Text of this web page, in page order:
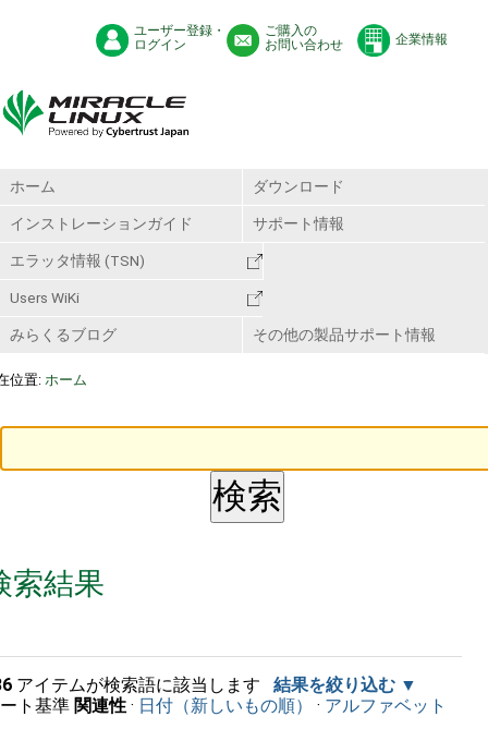
ユーザー登録・
ログイン
ご購入の
お問い合わせ
企業情報
ホーム ダウンロード
インストレーションガイド サポート情報
エラッタ情報 (TSN)
Users WiKi
みらくるブログ その他の製品サポート情報
位置: ホーム
索結果
アイテムが検索語に該当します
結果を絞り込む
ト基準 関連性 · 日付（新しいもの順） · アルファベット